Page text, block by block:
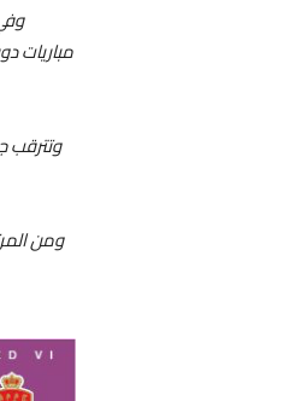
مباريات
وتترقب
ومن